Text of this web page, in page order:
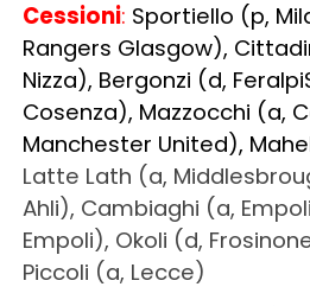
Cessioni: Sportiello (p,
Rangers Glasgow),
Nizza), Bergonzi (d,
Cosenza), Mazzocchi (a,
Manchester United),
Latte Lath (a,
Ahli), Cambiaghi (a,
Empoli), Okoli (d,
Piccoli (a, Lecce)